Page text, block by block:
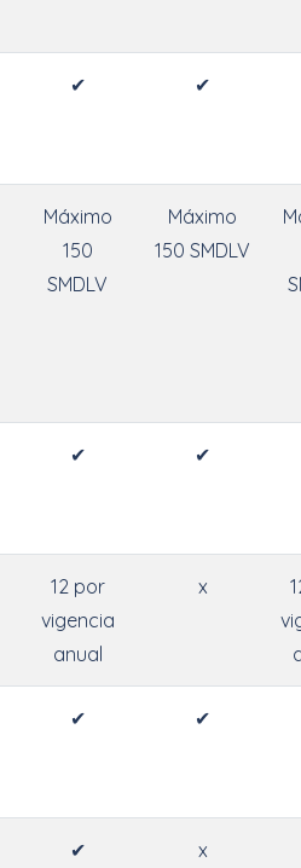
✔ ✔
Máximo
150
SMDLV
Máximo
150 SMDLV
✔ ✔
12 por
vigencia
anual
x
✔ ✔
✔ x